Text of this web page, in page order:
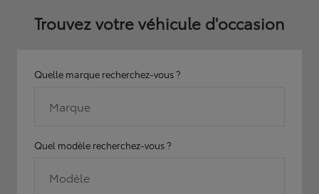
Trouvez votre véhicule d'occasion
Quelle marque recherchez-vous ?
Marque
Quel modèle recherchez-vous ?
Modèle